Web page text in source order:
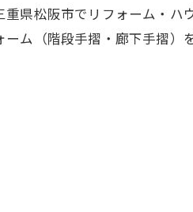
重県松阪市でリフォーム・ハ
ーム（階段手摺・廊下手摺）